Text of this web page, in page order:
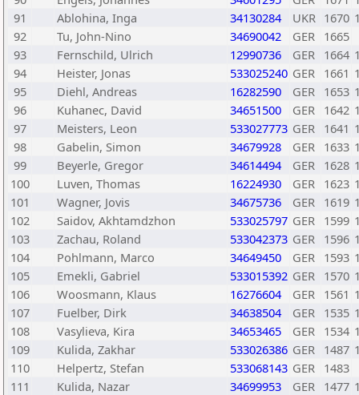
91
Ablohina, Inga 34130284 UKR 1670
92
Tu, John-Nino 34690042 GER 1665
93
Fernschild, Ulrich 12990736 GER 1664
94
Heister, Jonas 533025240 GER 1661
95
Diehl, Andreas 16282590 GER 1653
96
Kuhanec, David 34651500 GER 1642
97
Meisters, Leon 533027773 GER 1641
98
Gabelin, Simon 34679928 GER 1633
99
Beyerle, Gregor 34614494 GER 1628
100
Luven, Thomas 16224930 GER 1623
101
Wagner, Jovis 34675736 GER 1619
102
Saidov, Akhtamdzhon 533025797 GER 1599
103
Zachau, Roland 533042373 GER 1596
104
Pohlmann, Marco 34649450 GER 1593
105
Emekli, Gabriel 533015392 GER 1570
106
Woosmann, Klaus 16276604 GER 1561
107
Fuelber, Dirk 34638504 GER 1535
108
Vasylieva, Kira 34653465 GER 1534
109
Kulida, Zakhar 533026386 GER 1487
110
Helpertz, Stefan 533068143 GER 1483
111
Kulida, Nazar 34699953 GER 1477